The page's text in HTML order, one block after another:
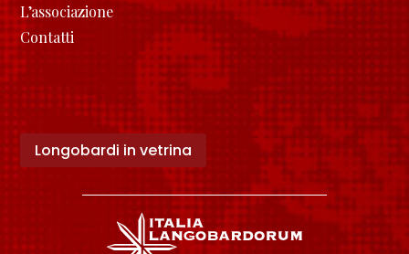
L’associazione
Contatti
Longobardi in vetrina